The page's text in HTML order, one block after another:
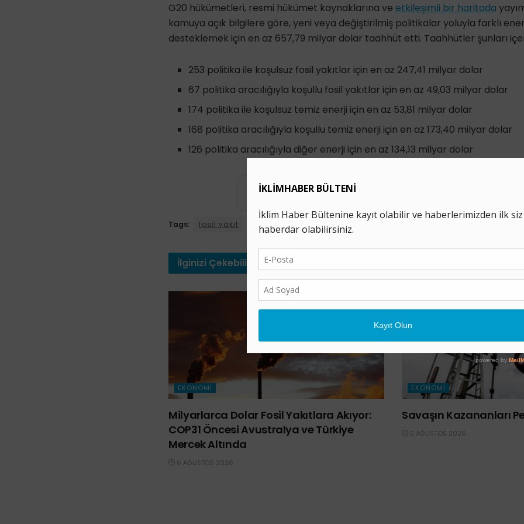
G20 hükümetleri, resmi hükümet kaynaklarına ve etkileşimli bir haritada
kamuya açık bilgilere göre, yeni veya değiştirilmiş politikalar yoluyla farklı
desteklemek için en az 657,79 milyar dolar taahhüt etti. Taahhütler şunları
253 politika ile koşulsuz fosil yakıtlar için en az 247,41 milyar dolar
67 politika aracılığıyla koşullu fosil yakıtlar için en az 49,03 milyar dolar
174 politika ile koşulsuz temiz enerji için en az 53,81 milyar dolar
168 politika aracılığıyla koşullu temiz enerji için en az 173,40 milyar dolar
126 politika aracılığıyla diğer enerji için en az 134,13 milyar dolar
İklim Haber'i Google'da tercih edilen kaynak olarak
Tags: fosil yakıt G20 IPCC yenilenebilir enerji
İlginizi Çekebilir
EKONOMI
Milyarlarca Dolar Fosil Yakıtlara Akıyor:
COP31 Öncesi Avustralya ve Türkiye
Mercek Altında
6 AĞUSTOS 2026
EKONOMI
Savaşın Kazananları
5 AĞUSTOS 2026